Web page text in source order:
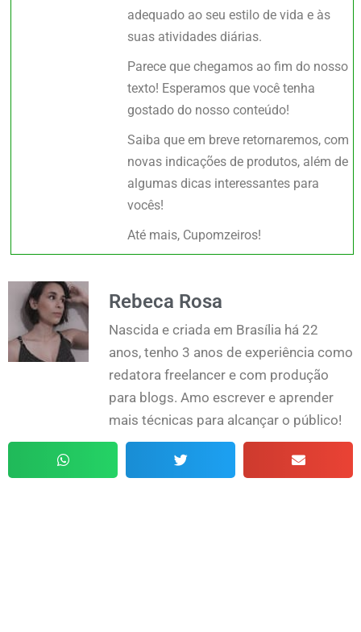
adequado ao seu estilo de vida e às
suas atividades diárias.
Parece que chegamos ao fim do nosso
texto! Esperamos que você tenha
gostado do nosso conteúdo!
Saiba que em breve retornaremos, com
novas indicações de produtos, além de
algumas dicas interessantes para
vocês!
Até mais, Cupomzeiros!
Rebeca Rosa
Nascida e criada em Brasília há 22
anos, tenho 3 anos de experiência como
redatora freelancer e com produção
para blogs. Amo escrever e aprender
mais técnicas para alcançar o público!